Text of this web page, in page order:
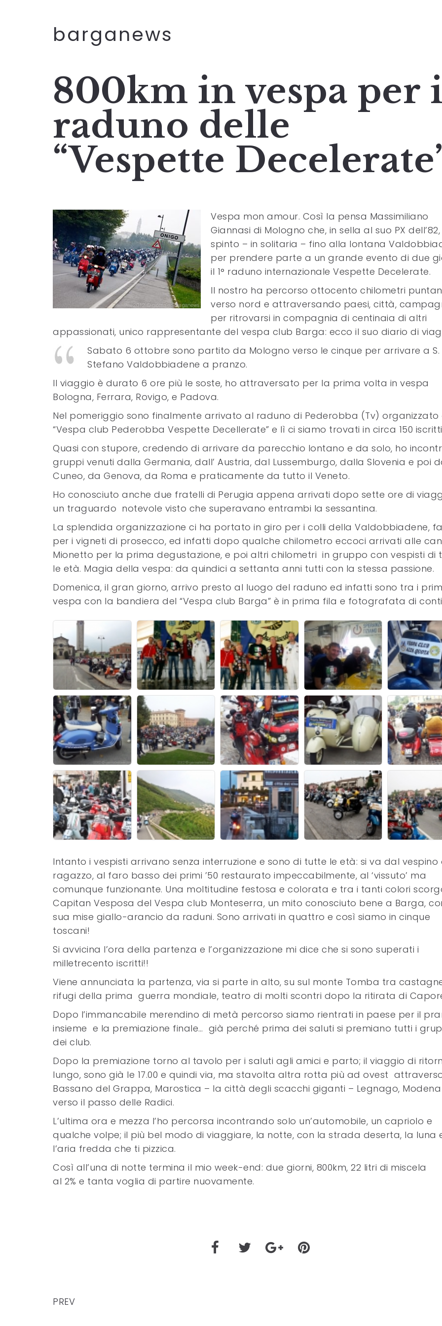
barganews
800km in vespa per
raduno delle
“Vespette
Vespa mon amour. Così la pensa Massimiliano
Giannasi di Mologno che, in sella al suo PX dell’82,
spinto – in solitaria – fino alla lontana
per prendere parte a un grande evento di due
il 1° raduno internazionale Vespette Decelerate.
Il nostro ha percorso ottocento chilometri
verso nord e attraversando paesi, città,
per ritrovarsi in compagnia di centinaia di altri
appassionati, unico rappresentante del vespa club Barga: ecco il suo diario di
Sabato 6 ottobre sono partito da Mologno verso le cinque per arrivare a S.
Stefano Valdobbiadene a pranzo.
Il viaggio è durato 6 ore più le soste, ho attraversato per la prima volta in vespa
Bologna, Ferrara, Rovigo, e Padova.
Nel pomeriggio sono finalmente arrivato al raduno di Pederobba (Tv)
“Vespa club Pederobba Vespette Decellerate” e lì ci siamo trovati in circa 150
Quasi con stupore, credendo di arrivare da parecchio lontano e da solo, ho
gruppi venuti dalla Germania, dall’ Austria, dal Lussemburgo, dalla Slovenia e poi
Cuneo, da Genova, da Roma e praticamente da tutto il Veneto.
Ho conosciuto anche due fratelli di Perugia appena arrivati dopo sette ore di
un traguardo notevole visto che superavano entrambi la sessantina.
La splendida organizzazione ci ha portato in giro per i colli della Valdobbiadene,
per i vigneti di prosecco, ed infatti dopo qualche chilometro eccoci arrivati alle
Mionetto per la prima degustazione, e poi altri chilometri in gruppo con vespisti di
le età. Magia della vespa: da quindici a settanta anni tutti con la stessa passione.
Domenica, il gran giorno, arrivo presto al luogo del raduno ed infatti sono tra i
vespa con la bandiera del “Vespa club Barga” è in prima fila e fotografata di
Intanto i vespisti arrivano senza interruzione e sono di tutte le età: si va dal vespino
ragazzo, al faro basso dei primi ’50 restaurato impeccabilmente, al ‘vissuto’ ma
comunque funzionante. Una moltitudine festosa e colorata e tra i tanti colori
Capitan Vesposa del Vespa club Monteserra, un mito conosciuto bene a Barga,
sua mise giallo-arancio da raduni. Sono arrivati in quattro e così siamo in cinque
toscani!
Si avvicina l’ora della partenza e l’organizzazione mi dice che si sono superati i
milletrecento iscritti!!
Viene annunciata la partenza, via si parte in alto, su sul monte Tomba tra
rifugi della prima guerra mondiale, teatro di molti scontri dopo la ritirata di
Dopo l’immancabile merendino di metà percorso siamo rientrati in paese per il
insieme e la premiazione finale… già perché prima dei saluti si premiano tutti i
dei club.
Dopo la premiazione torno al tavolo per i saluti agli amici e parto; il viaggio di
lungo, sono già le 17.00 e quindi via, ma stavolta altra rotta più ad ovest
Bassano del Grappa, Marostica – la città degli scacchi giganti – Legnago,
verso il passo delle Radici.
L’ultima ora e mezza l’ho percorsa incontrando solo un’automobile, un capriolo e
qualche volpe; il più bel modo di viaggiare, la notte, con la strada deserta, la luna
l’aria fredda che ti pizzica.
Così all’una di notte termina il mio week-end: due giorni, 800km, 22 litri di miscela
al 2% e tanta voglia di partire nuovamente.
PREV